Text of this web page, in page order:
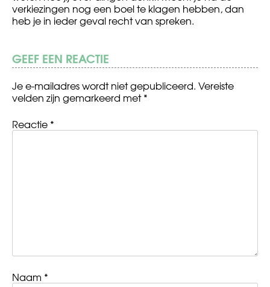
verkiezingen nog een boel te klagen hebben, dan
heb je in ieder geval recht van spreken.
GEEF EEN REACTIE
Je e-mailadres wordt niet gepubliceerd. Vereiste
velden zijn gemarkeerd met*
Reactie *
Naam *